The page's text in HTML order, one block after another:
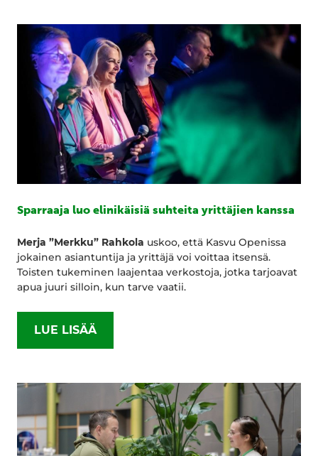
Sparraaja luo elinikäisiä suhteita yrittäjien kanssa
Merja ”Merkku” Rahkola uskoo, että Kasvu Openissa
jokainen asiantuntija ja yrittäjä voi voittaa itsensä.
Toisten tukeminen laajentaa verkostoja, jotka tarjoavat
apua juuri silloin, kun tarve vaatii.
LUE LISÄÄ